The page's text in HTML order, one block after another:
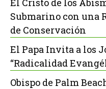
El Cristo de los
Submarino con una
de Conservación
El Papa Invita a los
“Radicalidad
Obispo de Palm